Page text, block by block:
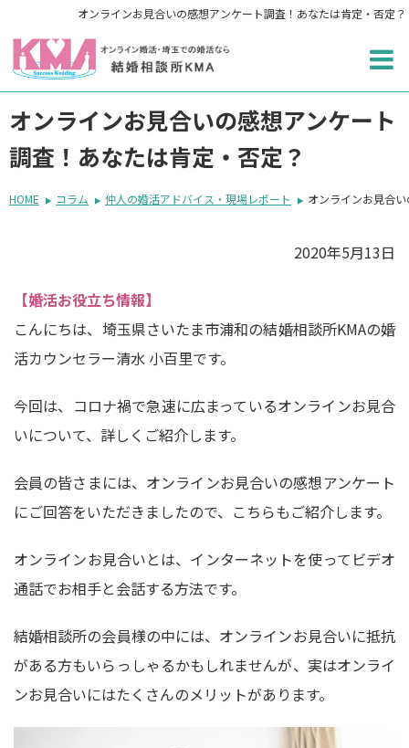
オンラインお見合いの感想アンケート調査！あなたは肯定・否定？
オンラインお見合いの感想アンケート
調査！あなたは肯定・否定？
HOME コラム 仲人の婚活アドバイス・現場レポート オンラインお見合
2020年5月13日
【婚活お役立ち情報】
こんにちは、埼玉県さいたま市浦和の結婚相談所KMAの婚
活カウンセラー清水 小百里です。
今回は、コロナ禍で急速に広まっているオンラインお見合
いについて、詳しくご紹介します。
会員の皆さまには、オンラインお見合いの感想アンケート
にご回答をいただきましたので、こちらもご紹介します。
オンラインお見合いとは、インターネットを使ってビデオ
通話でお相手と会話する方法です。
結婚相談所の会員様の中には、オンラインお見合いに抵抗
がある方もいらっしゃるかもしれませんが、実はオンライ
ンお見合いにはたくさんのメリットがあります。